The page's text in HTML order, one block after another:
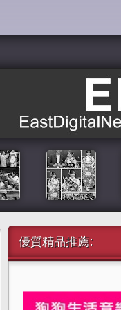
優質精品推薦: